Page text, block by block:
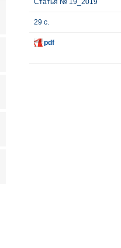
Статья № 19_2019
29 с.
pdf